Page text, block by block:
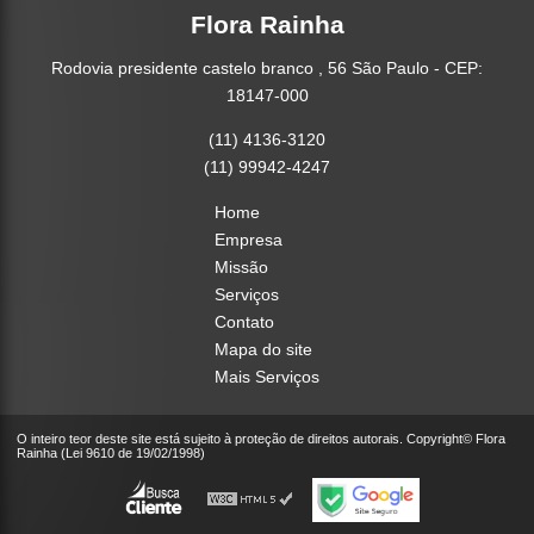
Flora Rainha
Rodovia presidente castelo branco , 56 São Paulo - CEP:
18147-000
(11) 4136-3120
(11) 99942-4247
Home
Empresa
Missão
Serviços
Contato
Mapa do site
Mais Serviços
O inteiro teor deste site está sujeito à proteção de direitos autorais. Copyright© Flora
Rainha (Lei 9610 de 19/02/1998)